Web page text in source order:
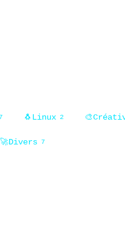
🐧 Linux 2 🎨
🚀Divers 7